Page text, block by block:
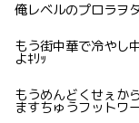
俺レベルのプロラヲ
もう街中華で冷やし
よｷﾘｯ
もうめんどくせぇか
ますちゅうフットワ